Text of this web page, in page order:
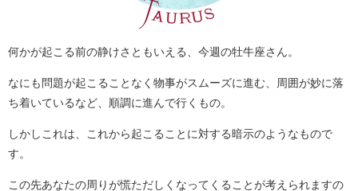
何かが起こる前の静けさともいえる、今週の牡牛座さん。
なにも問題が起こることなく物事がスムーズに進む、周囲が妙に落
ち着いているなど、順調に進んで行くもの。
しかしこれは、これから起こることに対する暗示のようなもので
す。
この先あなたの周りが慌ただしくなってくることが考えられますの